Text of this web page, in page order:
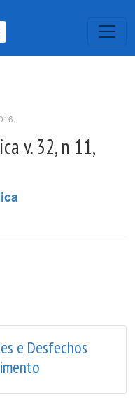
v. 32, n 11,
e Desfechos